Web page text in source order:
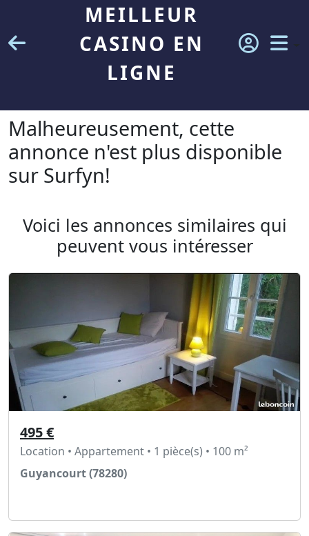
MEILLEUR
CASINO EN
LIGNE
Malheureusement, cette
annonce n'est plus disponible
sur Surfyn!
Voici les annonces similaires qui
peuvent vous intéresser
495 €
Location • Appartement • 1 pièce(s) • 100 m²
Guyancourt (78280)